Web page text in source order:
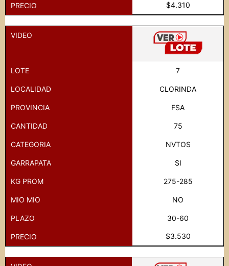
PRECIO $4.310
VIDEO
LOTE 7
LOCALIDAD CLORINDA
PROVINCIA FSA
CANTIDAD 75
CATEGORIA NVTOS
GARRAPATA SI
KG PROM 275-285
MIO MIO NO
PLAZO 30-60
PRECIO $3.530